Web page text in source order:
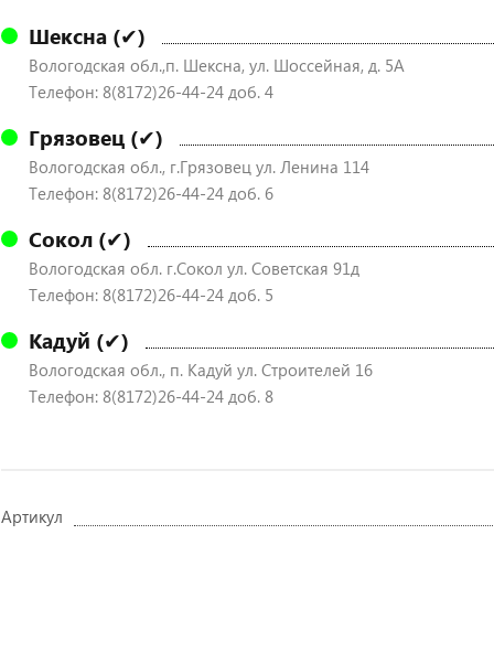
Шексна (✔)
Вологодская обл.,п. Шексна, ул. Шоссейная, д. 5А
Телефон: 8(8172)26-44-24 доб. 4
Грязовец (✔)
Вологодская обл., г.Грязовец ул. Ленина 114
Телефон: 8(8172)26-44-24 доб. 6
Сокол (✔)
Вологодская обл. г.Сокол ул. Советская 91д
Телефон: 8(8172)26-44-24 доб. 5
Кадуй (✔)
Вологодская обл., п. Кадуй ул. Строителей 16
Телефон: 8(8172)26-44-24 доб. 8
Артикул